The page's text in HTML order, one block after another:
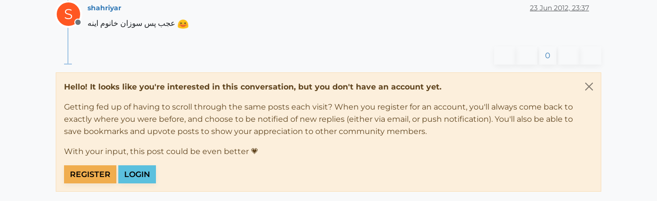
S
Offline
shahriyar 23 Jun 2012, 23:37
عجب پس سوزان خانوم اینه
0
Hello! It looks like you're interested in this conversation, but you don't have an account yet.
Getting fed up of having to scroll through the same posts each visit? When you register for an account, you'll always come back to
exactly where you were before, and choose to be notified of new replies (either via email, or push notification). You'll also be able to
save bookmarks and upvote posts to show your appreciation to other community members.
With your input, this post could be even better 💗
REGISTER LOGIN